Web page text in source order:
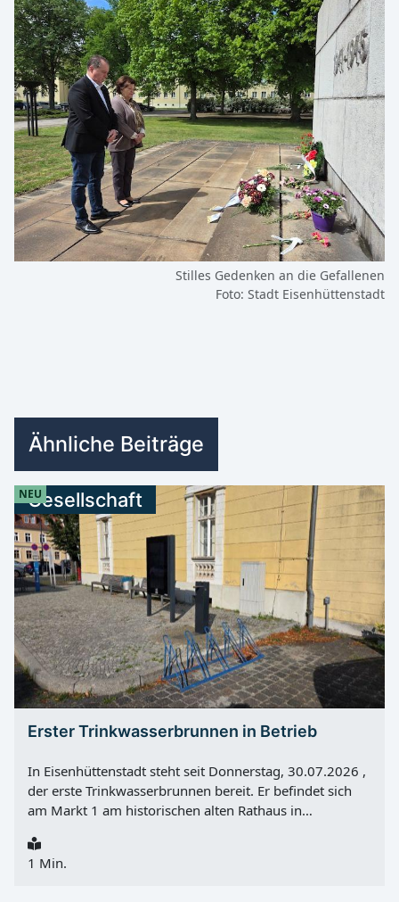
Stilles Gedenken an die Gefallenen
Foto: Stadt Eisenhüttenstadt
Ähnliche Beiträge
Gesellschaft
NEU
Erster Trinkwasserbrunnen in Betrieb
In Eisenhüttenstadt steht seit Donnerstag, 30.07.2026 ,
der erste Trinkwasserbrunnen bereit. Er befindet sich
am Markt 1 am historischen alten Rathaus in
kostenlose Möglichkeit, frisches Trinkwasser zu trinken
oder Flaschen aufzufüllen. Die Errichtung des Brunnens
1 Min.